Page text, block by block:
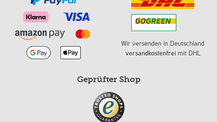
Wir versenden in Deutschland
versandkostenfreimit DHL
Geprüfter Shop